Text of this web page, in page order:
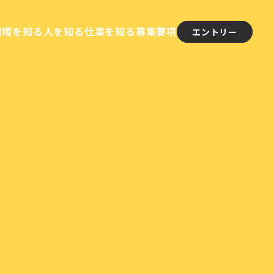
を知る人を知る仕事を知る募集要項 エントリー